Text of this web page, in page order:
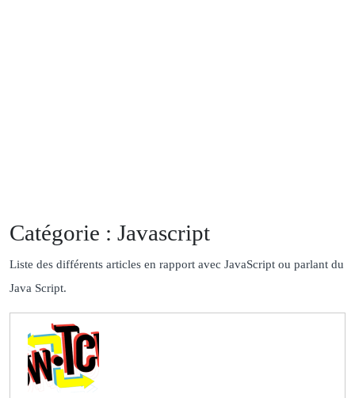
Catégorie : Javascript
Liste des différents articles en rapport avec JavaScript ou parlant du
Java Script.